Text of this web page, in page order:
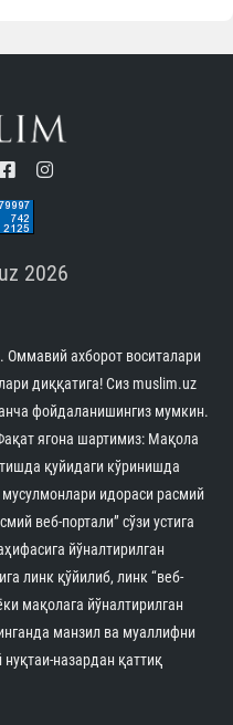
2026
ахборот воситалари
диққатига! Сиз muslim.uz
фойдаланишингиз мумкин.
ягона шартимиз: Мақола
қуйидаги кўринишда
идораси расмий
веб-портали” сўзи устига
йўналтирилган
линк қўйилиб, линк “веб-
мақолага йўналтирилган
манзил ва муаллифни
назардан қаттиқ